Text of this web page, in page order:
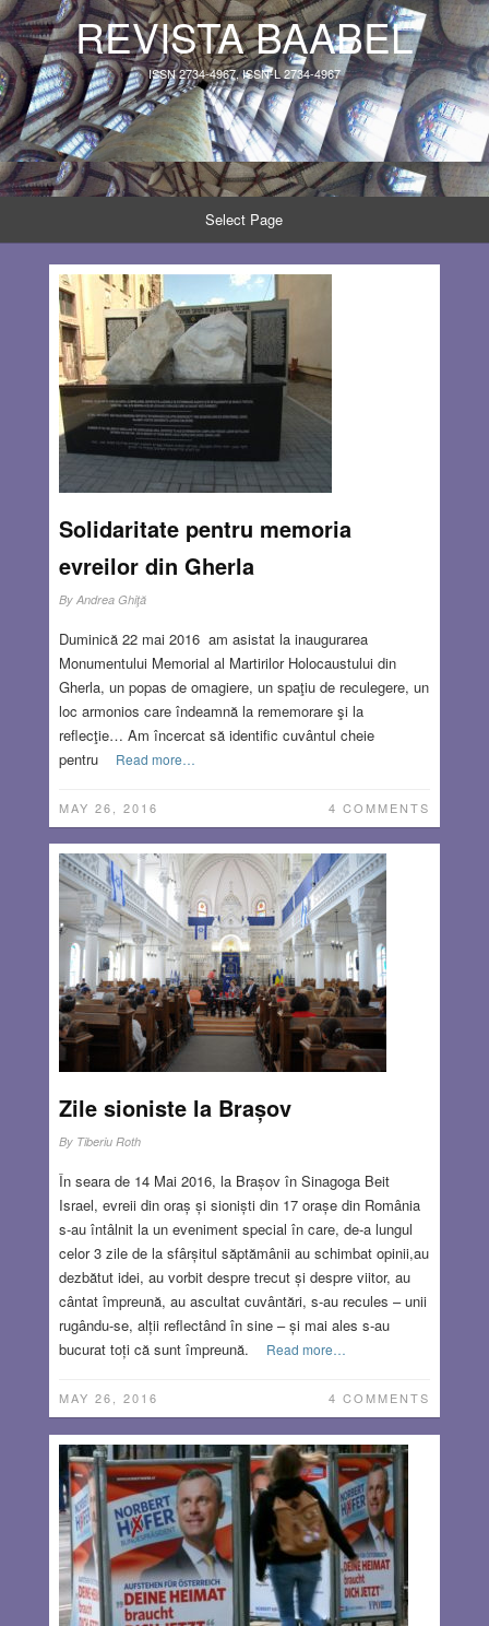
REVISTA BAABEL
ISSN 2734-4967, ISSN-L 2734-4967
Select Page
Solidaritate pentru memoria
evreilor din Gherla
By Andrea Ghiţă
Duminică 22 mai 2016 am asistat la inaugurarea
Monumentului Memorial al Martirilor Holocaustului din
Gherla, un popas de omagiere, un spaţiu de reculegere, un
loc armonios care îndeamnă la rememorare şi la
reflecţie… Am încercat să identific cuvântul cheie
pentru
Read more…
MAY 26, 2016 4 COMMENTS
Zile sioniste la Brașov
By Tiberiu Roth
În seara de 14 Mai 2016, la Brașov în Sinagoga Beit
Israel, evreii din oraș și sioniști din 17 orașe din România
s-au întâlnit la un eveniment special în care, de-a lungul
celor 3 zile de la sfârșitul săptămânii au schimbat opinii,au
dezbătut idei, au vorbit despre trecut și despre viitor, au
cântat împreună, au ascultat cuvântări, s-au recules – unii
rugându-se, alții reflectând în sine – și mai ales s-au
bucurat toți că sunt împreună.
Read more…
MAY 26, 2016 4 COMMENTS